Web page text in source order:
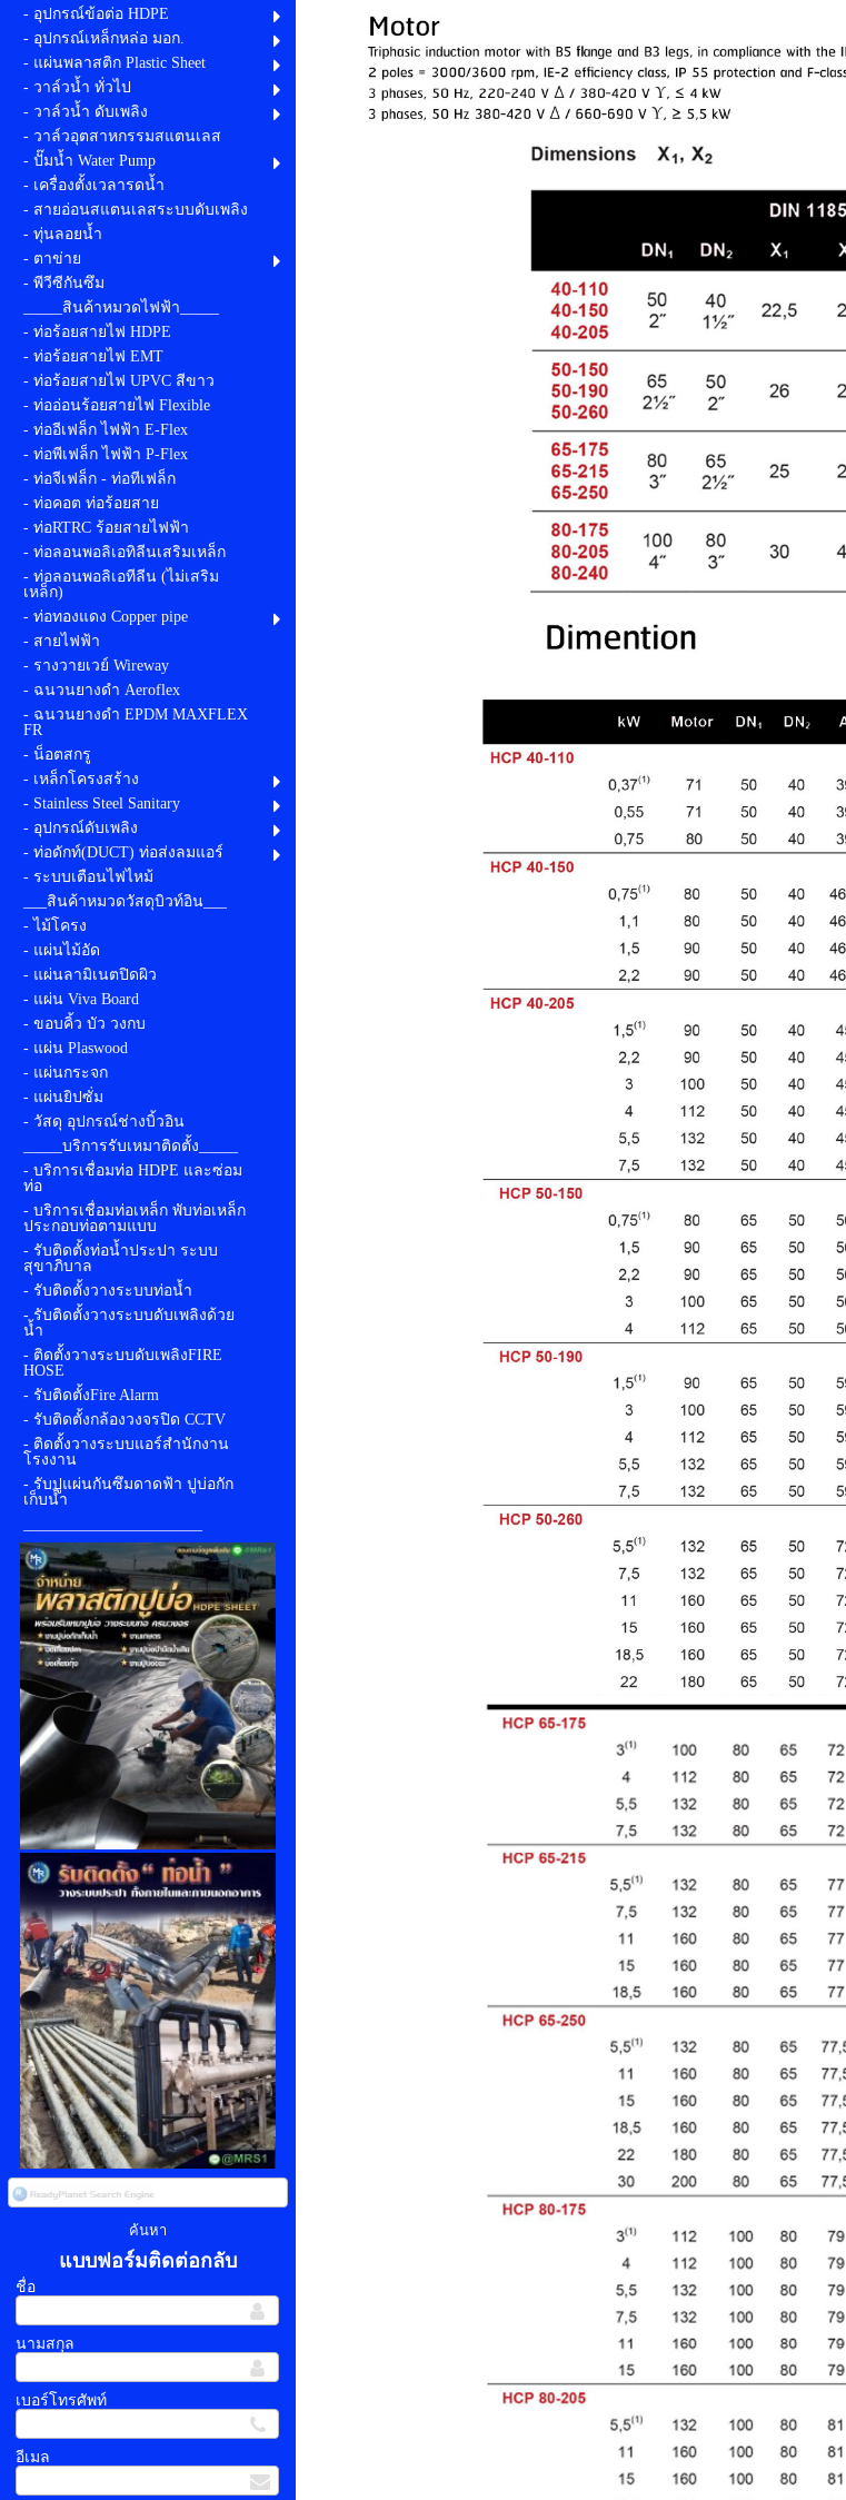
- อุปกรณ์ข้อต่อ HDPE
- อุปกรณ์เหล็กหล่อ มอก.
- แผ่นพลาสติก Plastic Sheet
- วาล์วน้ำ ทั่วไป
- วาล์วน้ำ ดับเพลิง
- วาล์วอุตสาหกรรมสแตนเลส
- ปั๊มน้ำ Water Pump
- เครื่องตั้งเวลารดน้ำ
- สายอ่อนสแตนเลสระบบดับเพลิง
- ทุ่นลอยน้ำ
- ตาข่าย
- พีวีซีกันซึม
_____สินค้าหมวดไฟฟ้า_____
- ท่อร้อยสายไฟ HDPE
- ท่อร้อยสายไฟ EMT
- ท่อร้อยสายไฟ UPVC สีขาว
- ท่ออ่อนร้อยสายไฟ Flexible
- ท่ออีเฟล็ก ไฟฟ้า E-Flex
- ท่อพีเฟล็ก ไฟฟ้า P-Flex
- ท่อจีเฟล็ก - ท่อทีเฟล็ก
- ท่อคอต ท่อร้อยสาย
- ท่อRTRC ร้อยสายไฟฟ้า
- ท่อลอนพอลิเอทิลีนเสริมเหล็ก
- ท่อลอนพอลิเอทีลีน (ไม่เสริม
เหล็ก)
- ท่อทองแดง Copper pipe
- สายไฟฟ้า
- รางวายเวย์ Wireway
- ฉนวนยางดำ Aeroflex
- ฉนวนยางดำ EPDM MAXFLEX
FR
- น็อตสกรู
- เหล็กโครงสร้าง
- Stainless Steel Sanitary
- อุปกรณ์ดับเพลิง
- ท่อดักท์(DUCT) ท่อส่งลมแอร์
- ระบบเตือนไฟไหม้
___สินค้าหมวดวัสดุบิวท์อิน___
- ไม้โครง
- แผ่นไม้อัด
- แผ่นลามิเนตปิดผิว
- แผ่น Viva Board
- ขอบคิ้ว บัว วงกบ
- แผ่น Plaswood
- แผ่นกระจก
- แผ่นยิปซั่ม
- วัสดุ อุปกรณ์ช่างบิ้วอิน
_____บริการรับเหมาติดตั้ง_____
- บริการเชื่อมท่อ HDPE และซ่อม
ท่อ
- บริการเชื่อมท่อเหล็ก พับท่อเหล็ก
ประกอบท่อตามแบบ
- รับติดตั้งท่อน้ำประปา ระบบ
สุขาภิบาล
- รับติดตั้งวางระบบท่อน้ำ
- รับติดตั้งวางระบบดับเพลิงด้วย
น้ำ
- ติดตั้งวางระบบดับเพลิงFIRE
HOSE
- รับติดตั้งFire Alarm
- รับติดตั้งกล้องวงจรปิด CCTV
- ติดตั้งวางระบบแอร์สำนักงาน
โรงงาน
- รับปูแผ่นกันซึมดาดฟ้า ปูบ่อกัก
เก็บน้ำ
แบบฟอร์มติดต่อกลับ
ชื่อ
นามสกุล
เบอร์โทรศัพท์
อีเมล